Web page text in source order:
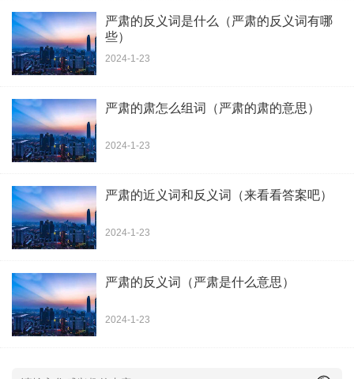
严肃的反义词是什么（严肃的反义词有哪
些）
2024-1-23
严肃的肃怎么组词（严肃的肃的意思）
2024-1-23
严肃的近义词和反义词（来看看答案吧）
2024-1-23
严肃的反义词（严肃是什么意思）
2024-1-23